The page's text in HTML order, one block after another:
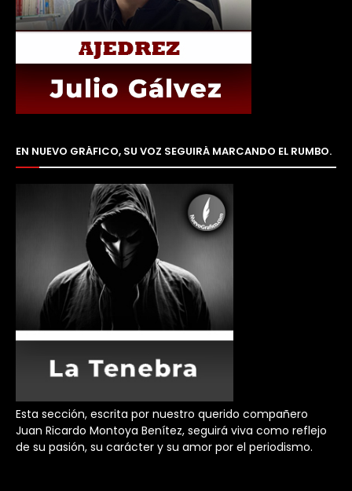
EN NUEVO GRÁFICO, SU VOZ SEGUIRÁ MARCANDO EL RUMBO.
Esta sección, escrita por nuestro querido compañero
Juan Ricardo Montoya Benítez, seguirá viva como reflejo
de su pasión, su carácter y su amor por el periodismo.